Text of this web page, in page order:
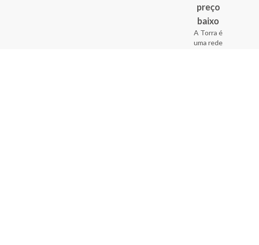
preço
baixo
A Torra é
uma rede